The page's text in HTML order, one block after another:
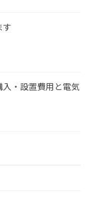
す
・設置費用と電気